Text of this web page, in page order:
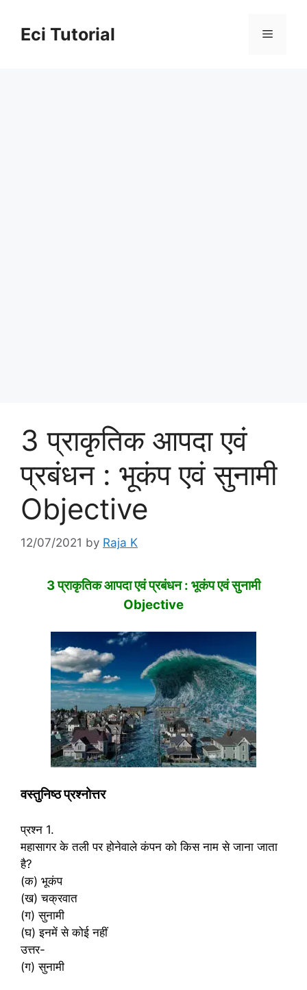
contentEci Tutorial Menu
3 प्राकृतिक आपदा एवं
प्रबंधन : भूकंप एवं सुनामी
Objective
12/07/2021 by Raja K
3 प्राकृतिक आपदा एवं प्रबंधन : भूकंप एवं सुनामी
Objective
वस्तुनिष्ठ प्रश्नोत्तर
प्रश्न 1.
महासागर के तली पर होनेवाले कंपन को किस नाम से जाना जाता
है?
(क) भूकंप
(ख) चक्रवात
(ग) सुनामी
(घ) इनमें से कोई नहीं
उत्तर-
(ग) सुनामी